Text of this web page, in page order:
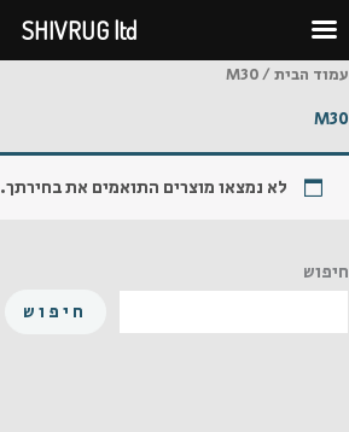
לתוכן
עמוד הבית/ M30
M30
לא נמצאו מוצרים התואמים את בחירתך.
חיפוש
חיפוש
SHIVRUG ltd